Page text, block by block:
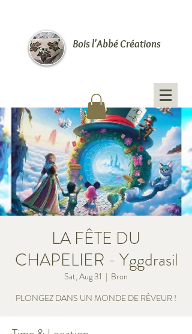
Bois l'Abbé Créations
LA FÊTE DU
CHAPELIER - Yggdrasil
Sat, Aug 31
  |
Bron
PLONGEZ DANS UN MONDE DE RÊVEUR !